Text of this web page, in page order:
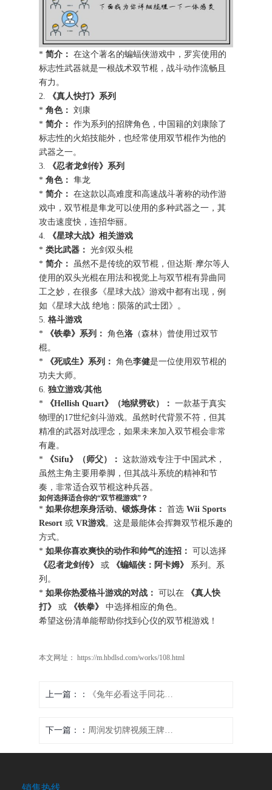
*简介： 在这个著名的蝙蝠侠游戏中，罗宾使用的
标志性武器就是一根战术双节棍，战斗动作流畅且
有力。
2.
《真人快打》系列
*角色： 刘康
*简介： 作为系列的招牌角色，中国籍的刘康除了
标志性的火焰技能外，也经常使用双节棍作为他的
武器之一。
3.
《忍者龙剑传》系列
*角色： 隼龙
*简介： 在这款以高难度和高速战斗著称的动作游
戏中，双节棍是隼龙可以使用的多种武器之一，其
攻击速度快，连招华丽。
4.
《星球大战》相关游戏
*类比武器： 光剑双头棍
*简介： 虽然不是传统的双节棍，但达斯·摩尔等人
使用的双头光棍在用法和视觉上与双节棍有异曲同
工之妙，在很多《星球大战》游戏中都有出现，例
如《星球大战 绝地：陨落的武士团》。
5.格斗游戏
*
《铁拳》系列： 角色洛 （森林）曾使用过双节
棍。
*
《死或生》系列： 角色李健是一位使用双节棍的
功夫大师。
6.独立游戏/其他
*
《Hellish Quart》（地狱劈砍）： 一款基于真实
物理的17世纪剑斗游戏。虽然时代背景不符，但其
精准的武器对战理念，如果未来加入双节棍会非常
有趣。
*
《Sifu》（师父）： 这款游戏专注于中国武术，
虽然主角主要用拳脚，但其战斗系统的精神和节
奏，非常适合双节棍这种兵器。
如何选择适合你的“双节棍游戏”？
*如果你想亲身活动、锻炼身体： 首选Wii Sports
Resort 或VR游戏。这是最能体会挥舞双节棍乐趣的
方式。
*如果你喜欢爽快的动作和帅气的连招： 可以选择
《忍者龙剑传》
或 《蝙蝠侠：阿卡姆》
系列。系
列。
*如果你热爱格斗游戏的对战： 可以在
《真人快
打》
或 《铁拳》
中选择相应的角色。
希望这份清单能帮助你找到心仪的双节棍游戏！
本文网址： https://m.hbdlsd.com/works/108.html
上一篇： 《兔年必看这手同花顺让你全年旺到上头》
下一篇： 周润发切牌视频王牌暗战